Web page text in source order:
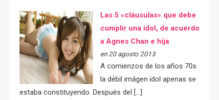
Las 5 «cláusulas» que debe
cumplir una idol, de acuerdo
a Agnes Chan e hija
en 20 agosto 2013
A comienzos de los años 70s
la débil imágen idol apenas se
estaba constituyendo. Después del […]